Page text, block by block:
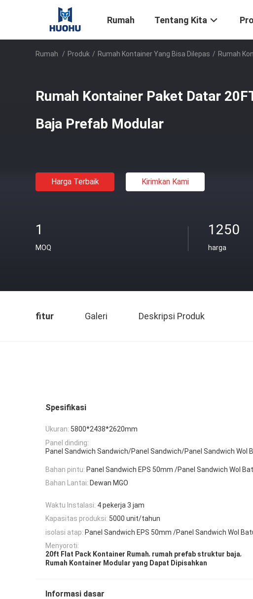
Rumah Tentang Kita
Rumah / Produk / Rumah Kontainer Yang Bisa Dilepas / Rumah
Rumah Kontainer Paket Datar
Baja Prefab Modular
Harga Terbaik Kirimkan Kami
1
MOQ
1250
harga
fitur Galeri Deskripsi Produk
Spesifikasi
Ukuran: 5800*2438*2620mm
Panel dinding:
Panel Sandwich Sandwich/Panel Sandwich/Panel Sandwich Wol
Bahan pintu: Panel Sandwich EPS 50mm /Panel Sandwich Wol
Bahan Lantai: Dewan MGO
Waktu Instalasi: 4 pekerja 3 jam
Kapasitas produksi: 5000 unit/tahun
isolasi atap: Panel Sandwich EPS 50mm /Panel Sandwich Wol
Menyoroti:
20ft Flat Pack Kontainer Rumah, rumah prefab struktur baja,
Rumah Kontainer Modular yang Dapat Dipisahkan
Informasi dasar